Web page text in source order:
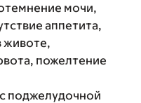
мочи,
аппетита,
животе,
пожелтение
поджелудочной